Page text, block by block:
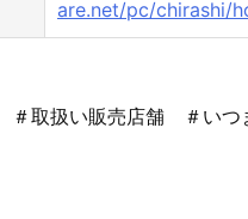
are.net/pc/chirashi/
＃取扱い販売店舗 ＃い